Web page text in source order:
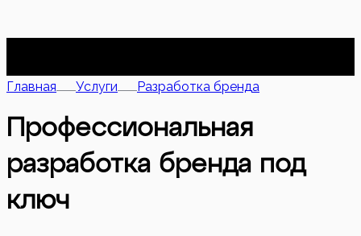
Главная Услуги Разработка бренда
Профессиональная
разработка бренда под
ключ